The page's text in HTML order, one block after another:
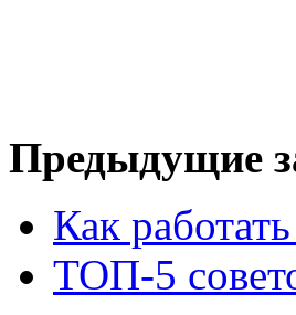
Предыдущие
Как
ТОП-5